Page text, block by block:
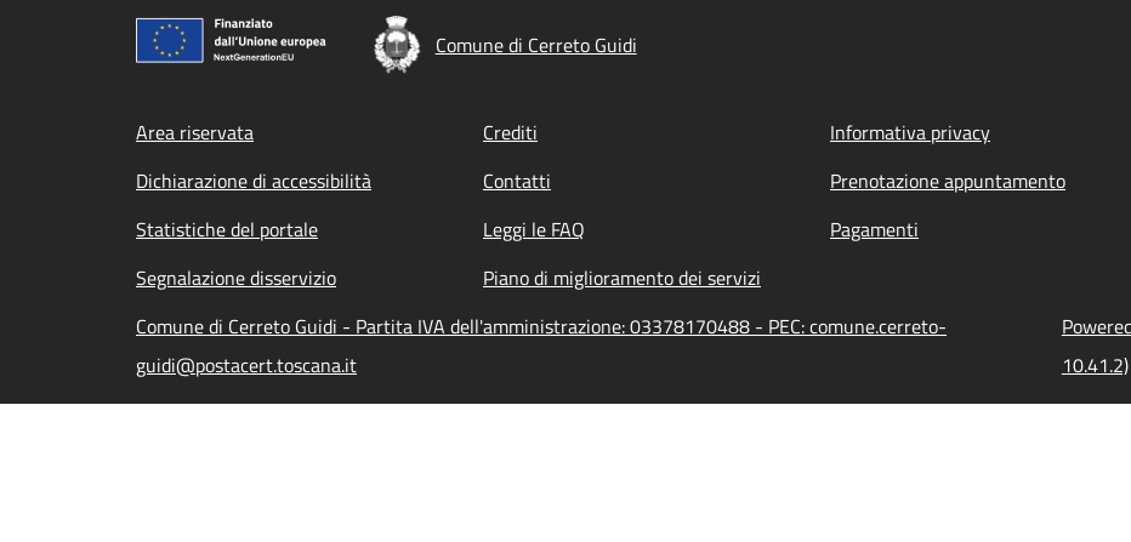
Comune di Cerreto Guidi
Footer menu
Area riservata Crediti Informativa privacy
Dichiarazione di accessibilità
Contatti Prenotazione appuntamento
Statistiche del portale
Leggi le FAQ Pagamenti
Segnalazione disservizio
Piano di miglioramento dei servizi
Comune di Cerreto Guidi - Partita IVA dell'amministrazione: 03378170488 - PEC: comune.cerreto-
guidi@postacert.toscana.it
10.41.2)